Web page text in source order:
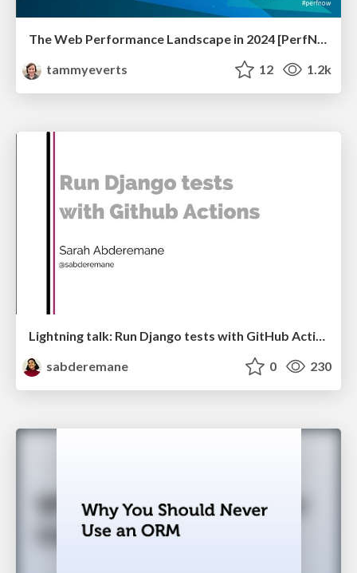
The Web Performance Landscape in 2024 [PerfNow 2024]
tammyeverts
12 1.2k
Lightning talk: Run Django tests with GitHub Actions
sabderemane
0 230